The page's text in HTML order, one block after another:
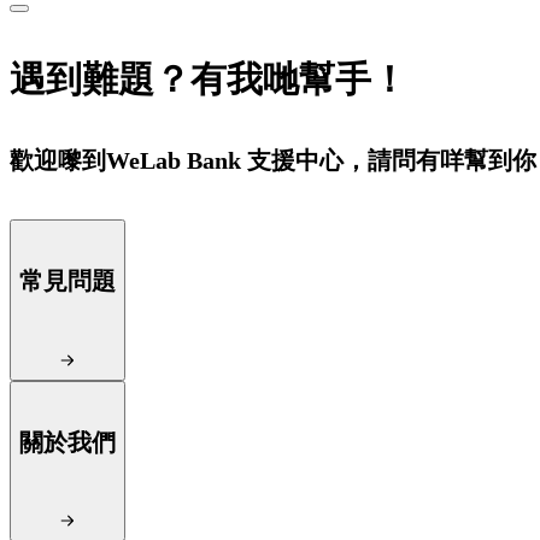
遇到難題？有我哋幫手！
歡迎嚟到WeLab Bank 支援中心，請問有咩幫到
常見問題
關於我們